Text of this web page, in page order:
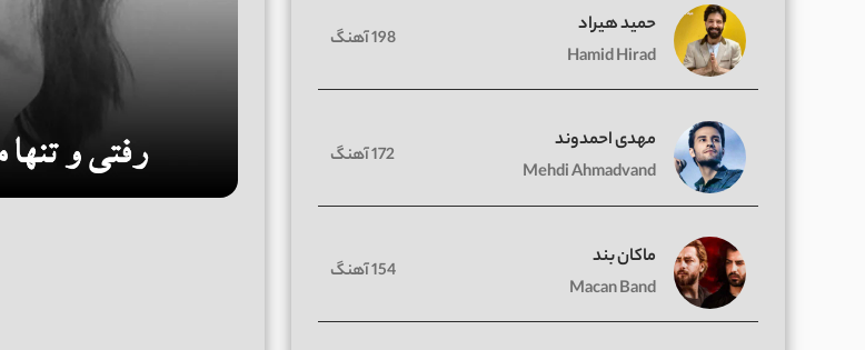
حمید هیراد
Hamid Hirad
198 آهنگ
مهدی احمدوند
Mehdi Ahmadvand
172 آهنگ
ماکان بند
Macan Band
154 آهنگ